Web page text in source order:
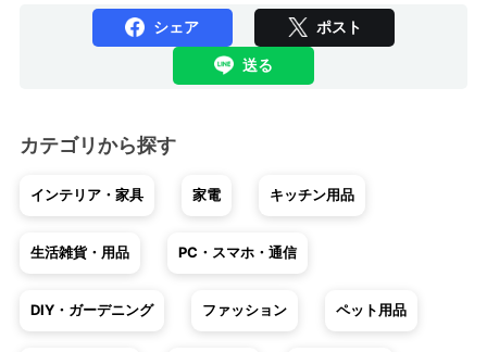
シェア ポスト
送る
カテゴリから探す
インテリア・家具 家電 キッチン用品
生活雑貨・用品 PC・スマホ・通信
DIY・ガーデニング ファッション ペット用品